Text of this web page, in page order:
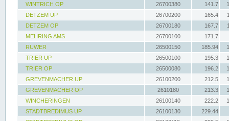
WINTRICH OP
26700380 141.7
DETZEM UP
26700200 165.4
DETZEM OP
26700180 167.7
MEHRING AMS
26700100
171.7
RUWER
26500150 185.94
TRIER UP
26500100 195.3
TRIER OP
26500080 196.2
GREVENMACHER UP
26100200 212.5
GREVENMACHER OP
2610180 213.3
WINCHERINGEN
26100140 222.2
STADTBREDIMUS UP
26100130
229.44